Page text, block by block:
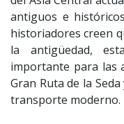
antiguos e
historiadores creen
la antigüedad,
importante para las
Gran Ruta de la
transporte moderno.